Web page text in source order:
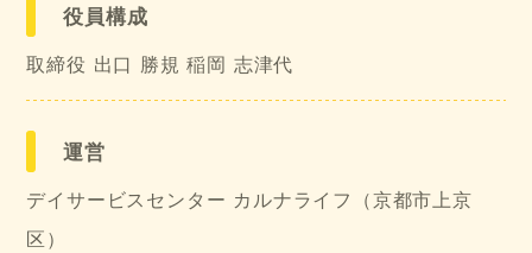
役員構成
取締役 出口 勝規 稲岡 志津代
運営
デイサービスセンター カルナライフ（京都市上京
区）